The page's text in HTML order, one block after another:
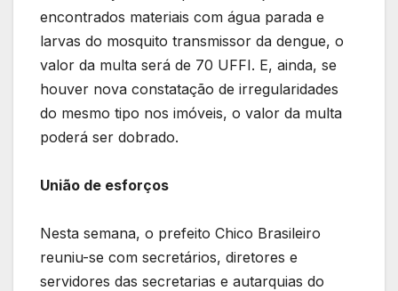
encontrados materiais com água parada e
larvas do mosquito transmissor da dengue, o
valor da multa será de 70 UFFI. E, ainda, se
houver nova constatação de irregularidades
do mesmo tipo nos imóveis, o valor da multa
poderá ser dobrado.
União de esforços
Nesta semana, o prefeito Chico Brasileiro
reuniu-se com secretários, diretores e
servidores das secretarias e autarquias do